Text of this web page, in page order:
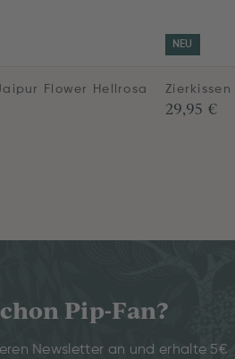
Flower Hellrosa
NEU
29,95 €
Pip-Fan?
Newsletter an und erhalte 5€